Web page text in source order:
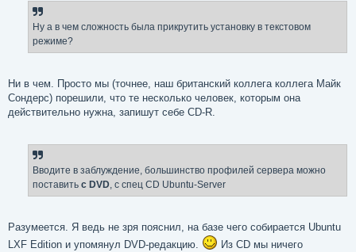
Ну а в чем сложность была прикрутить установку в текстовом
режиме?
Ни в чем. Просто мы (точнее, наш британский коллега коллега Майк
Сондерс) порешили, что те несколько человек, которым она
действительно нужна, запишут себе CD-R.
Вводите в заблуждение, большинство профилей сервера можно
поставить с DVD , с спец CD Ubuntu-Server
Разумеется. Я ведь не зря пояснил, на базе чего собирается Ubuntu
LXF Edition и упомянул DVD-редакцию.
Из CD мы ничего